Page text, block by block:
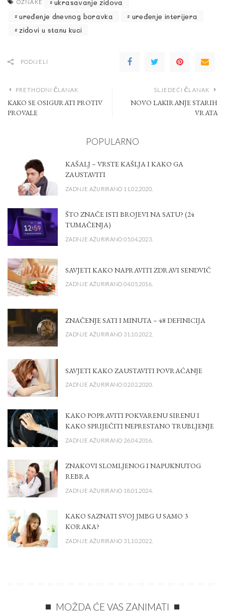
OZNAKE
ukrasavanje zidova
uređenje dnevnog boravka
uređenje interijera
zidovi u stanu kuci
PODIJELI
PRETHODNI ČLANAK
KAKO SE OSIGURATI PROTIV
PROVALE
SLJEDEĆI ČLANAK
NOVO LAKIRANJE STARIH
VRATA
POPULARNO
KAŠALJ – VRSTE KAŠLJA I KAKO GA
ZAUSTAVITI
ZADNJE AŽURIRANO 11.02.2020.
ŠTO ZNAČE ISTI BROJEVI NA SATU? (24
TUMAČENJA)
ZADNJE AŽURIRANO 05.04.2023.
SAVJETI KAKO NAPRAVITI ZDRAVI SENDVIČ
ZADNJE AŽURIRANO 04.05.2016.
ZNAČENJE SATI I MINUTA – 48 DEFINICIJA
ZADNJE AŽURIRANO 31.10.2022.
SAVJETI KAKO ZAUSTAVITI POVRAĆANJE
ZADNJE AŽURIRANO 02.02.2020.
KAKO POPRAVITI POKVARENU SIRENU I
KAKO SPRIJEČITI NEPRESTANO TRUBLJENJE
ZADNJE AŽURIRANO 26.04.2016.
ZNAKOVI SLOMLJENOG I NAPUKNUTOG
REBRA
ZADNJE AŽURIRANO 18.01.2024.
KAKO SAZNATI SVOJ JMBG U SAMO 3
KORAKA?
ZADNJE AŽURIRANO 31.10.2022.
MOŽDA ĆE VAS ZANIMATI